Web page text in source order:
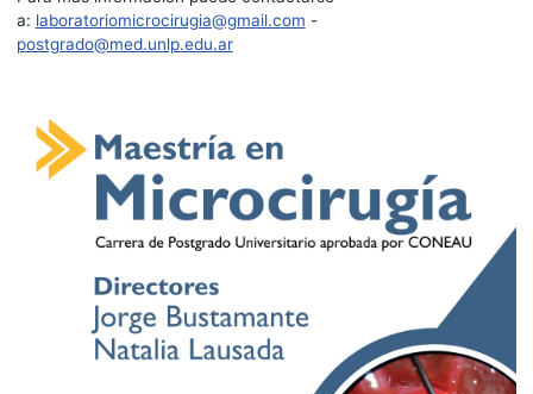
a: laboratoriomicrocirugia@gmail.com -
postgrado@med.unlp.edu.ar